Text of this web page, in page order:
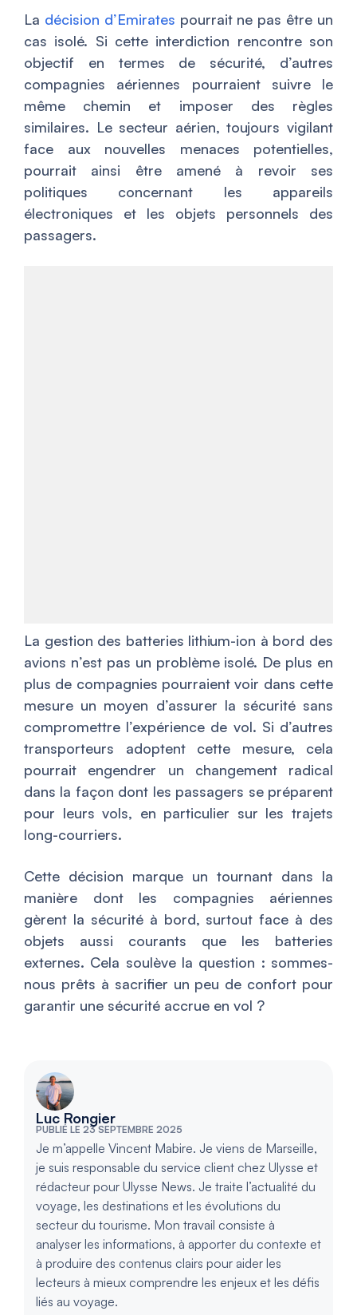
La décision d’Emirates pourrait ne pas être un
cas isolé. Si cette interdiction rencontre son
objectif en termes de sécurité, d’autres
compagnies aériennes pourraient suivre le
même chemin et imposer des règles
similaires. Le secteur aérien, toujours vigilant
face aux nouvelles menaces potentielles,
pourrait ainsi être amené à revoir ses
politiques concernant les appareils
électroniques et les objets personnels des
passagers.
La gestion des batteries lithium-ion à bord des
avions n’est pas un problème isolé. De plus en
plus de compagnies pourraient voir dans cette
mesure un moyen d’assurer la sécurité sans
compromettre l’expérience de vol. Si d’autres
transporteurs adoptent cette mesure, cela
pourrait engendrer un changement radical
dans la façon dont les passagers se préparent
pour leurs vols, en particulier sur les trajets
long-courriers.
Cette décision marque un tournant dans la
manière dont les compagnies aériennes
gèrent la sécurité à bord, surtout face à des
objets aussi courants que les batteries
externes. Cela soulève la question : sommes-
nous prêts à sacrifier un peu de confort pour
garantir une sécurité accrue en vol ?
Luc Rongier
PUBLIÉ LE 23 SEPTEMBRE 2025
Je m’appelle Vincent Mabire. Je viens de Marseille,
je suis responsable du service client chez Ulysse et
rédacteur pour Ulysse News. Je traite l’actualité du
voyage, les destinations et les évolutions du
secteur du tourisme. Mon travail consiste à
analyser les informations, à apporter du contexte et
à produire des contenus clairs pour aider les
lecteurs à mieux comprendre les enjeux et les défis
liés au voyage.